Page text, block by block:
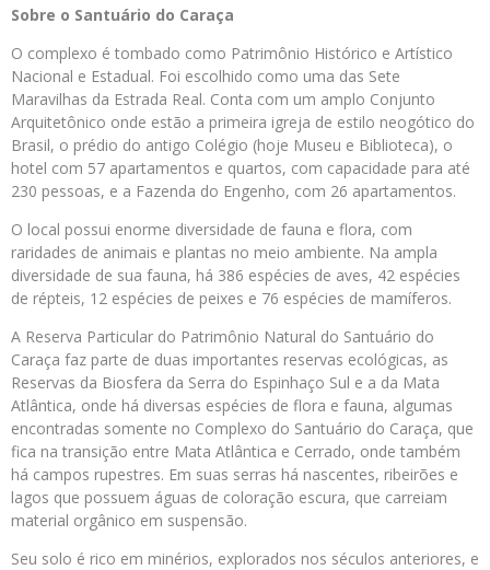
Sobre o Santuário do Caraça
O complexo é tombado como Patrimônio Histórico e Artístico
Nacional e Estadual. Foi escolhido como uma das Sete
Maravilhas da Estrada Real. Conta com um amplo Conjunto
Arquitetônico onde estão a primeira igreja de estilo neogótico do
Brasil, o prédio do antigo Colégio (hoje Museu e Biblioteca), o
hotel com 57 apartamentos e quartos, com capacidade para até
230 pessoas, e a Fazenda do Engenho, com 26 apartamentos.
O local possui enorme diversidade de fauna e flora, com
raridades de animais e plantas no meio ambiente. Na ampla
diversidade de sua fauna, há 386 espécies de aves, 42 espécies
de répteis, 12 espécies de peixes e 76 espécies de mamíferos.
A Reserva Particular do Patrimônio Natural do Santuário do
Caraça faz parte de duas importantes reservas ecológicas, as
Reservas da Biosfera da Serra do Espinhaço Sul e a da Mata
Atlântica, onde há diversas espécies de flora e fauna, algumas
encontradas somente no Complexo do Santuário do Caraça, que
fica na transição entre Mata Atlântica e Cerrado, onde também
há campos rupestres. Em suas serras há nascentes, ribeirões e
lagos que possuem águas de coloração escura, que carreiam
material orgânico em suspensão.
Seu solo é rico em minérios, explorados nos séculos anteriores, e